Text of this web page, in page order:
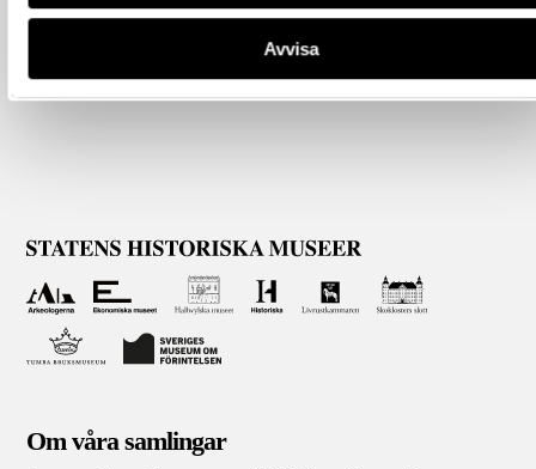
Avvisa
Om våra samlingar